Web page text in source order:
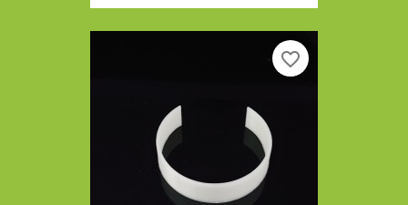
favorite_border